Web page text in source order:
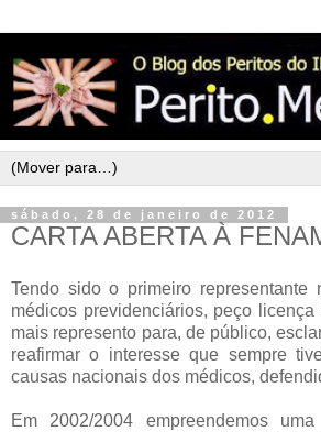
sábado, 28 de janeiro de 2012
CARTA ABERTA À
Tendo sido o primeiro representante
médicos previdenciários, peço
mais represento para, de público,
reafirmar o interesse que sempre
causas nacionais dos médicos,
Em 2002/2004 empreendemos